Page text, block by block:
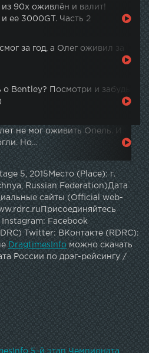
из 90х оживлён и валит!
и ее 3000GT. Часть 2
за год, а Олег оживил за
о Bentley? Посмотри и забудь
не мог оживить Опель. И
Но…
5, 2015Место (Place): г.
Russian Federation)Дата
сайты (Official web-
Facebook
Twitter: ВКонтакте (RDRC):
DragtimesInfoможно скачать
России по дрэг-рейсингу /
5-й этап Чемпионата